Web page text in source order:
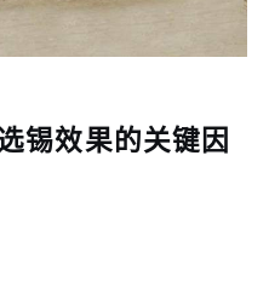
锡效果的关键因